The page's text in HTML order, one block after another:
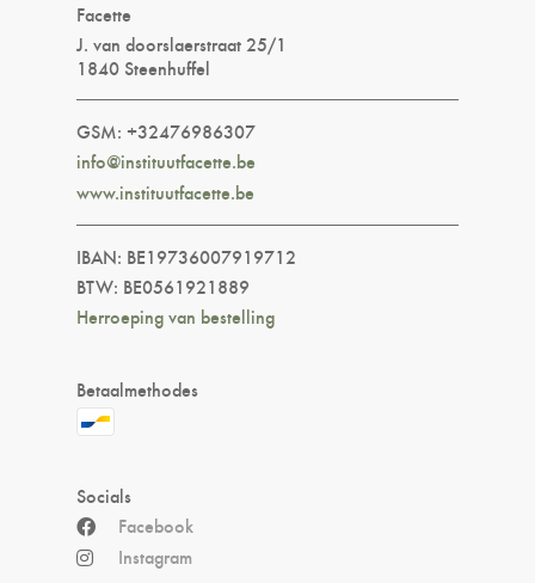
Facette
J. van doorslaerstraat 25/1
1840 Steenhuffel
GSM: +32476986307
info@instituutfacette.be
www.instituutfacette.be
IBAN: BE19736007919712
BTW: BE0561921889
Herroeping van bestelling
Betaalmethodes
Socials
Facebook
Instagram